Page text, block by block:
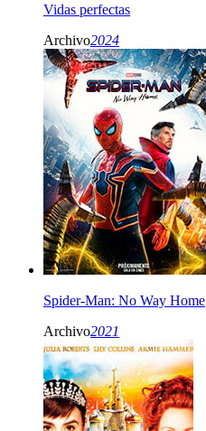
Vidas perfectas
Archivo2024
Spider-Man: No Way Home
Archivo2021